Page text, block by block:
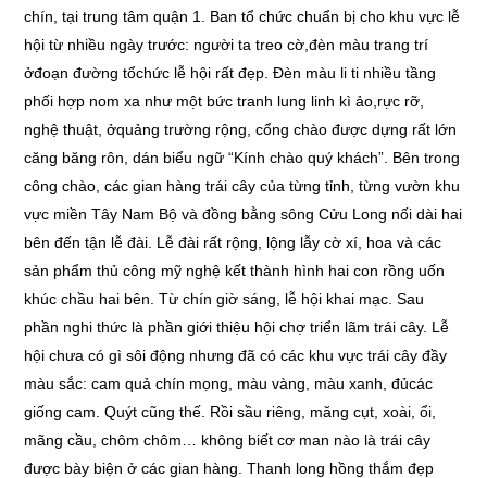
chín, tại trung tâm quận 1. Ban tổ chức chuẩn bị cho khu vực lễ
hội từ nhiều ngày trước: người ta treo cờ,đèn màu trang trí
ởđoạn đường tổchức lễ hội rất đẹp. Đèn màu li ti nhiều tầng
phối hợp nom xa như một bức tranh lung linh kì ảo,rực rỡ,
nghệ thuật, ởquảng trường rộng, cổng chào được dựng rất lớn
căng băng rôn, dán biểu ngữ “Kính chào quý khách”. Bên trong
công chào, các gian hàng trái cây của từng tỉnh, từng vườn khu
vực miền Tây Nam Bộ và đồng bằng sông Cửu Long nối dài hai
bên đến tận lễ đài. Lễ đài rất rộng, lộng lẫy cờ xí, hoa và các
sản phẩm thủ công mỹ nghệ kết thành hình hai con rồng uốn
khúc chầu hai bên. Từ chín giờ sáng, lễ hội khai mạc. Sau
phần nghi thức là phần giới thiệu hội chợ triển lãm trái cây. Lễ
hội chưa có gì sôi động nhưng đã có các khu vực trái cây đầy
màu sắc: cam quả chín mọng, màu vàng, màu xanh, đủcác
giống cam. Quýt cũng thế. Rồi sầu riêng, măng cụt, xoài, ổi,
mãng cầu, chôm chôm… không biết cơ man nào là trái cây
được bày biện ở các gian hàng. Thanh long hồng thắm đẹp